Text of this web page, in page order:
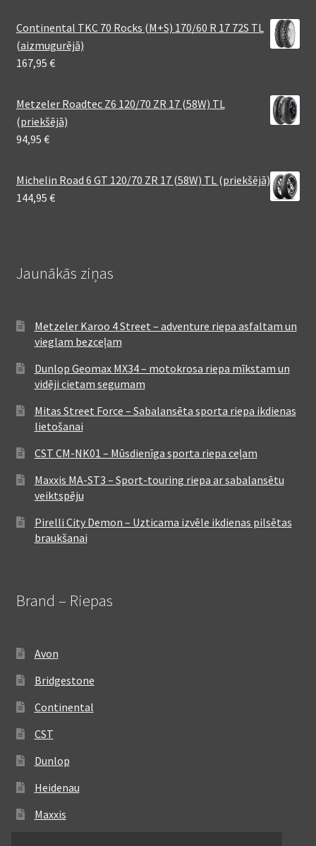
Continental TKC 70 Rocks (M+S) 170/60 R 17 72S TL
(aizmugurējā)
167,95 €
Metzeler Roadtec Z6 120/70 ZR 17 (58W) TL
(priekšējā)
94,95 €
Michelin Road 6 GT 120/70 ZR 17 (58W) TL (priekšējā)
144,95 €
Jaunākās ziņas
Metzeler Karoo 4 Street – adventure riepa asfaltam un
vieglam bezceļam
Dunlop Geomax MX34 – motokrosa riepa mīkstam un
vidēji cietam segumam
Mitas Street Force – Sabalansēta sporta riepa ikdienas
lietošanai
CST CM-NK01 – Mūsdienīga sporta riepa ceļam
Maxxis MA-ST3 – Sport-touring riepa ar sabalansētu
veiktspēju
Pirelli City Demon – Uzticama izvēle ikdienas pilsētas
braukšanai
Brand – Riepas
Avon
Bridgestone
Continental
CST
Dunlop
Heidenau
Maxxis